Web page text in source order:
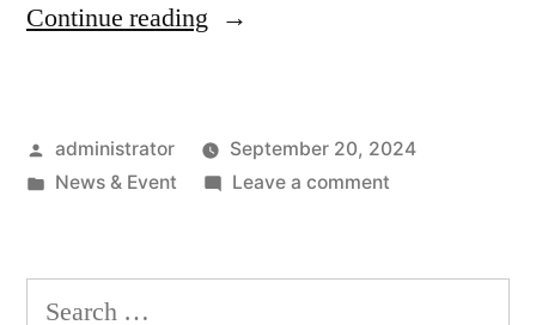
Continue reading
administrator
September 20, 2024
News & Event
Leave a comment